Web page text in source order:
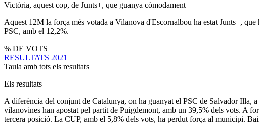
Victòria, aquest cop, de Junts+, que guanya còmodament
Aquest 12M la força més votada a Vilanova d'Escornalbou ha estat Junts+,
PSC, amb el 12,2%.
% DE VOTS
RESULTATS 2021
Taula amb tots els resultats
Els resultats
A diferència del conjunt de Catalunya, on ha guanyat el PSC de Salvador Illa,
vilanovines han apostat pel partit de Puigdemont, amb un 39,5% dels vots. A
tercera posició. La CUP, amb el 5,8% dels vots, ha perdut força al municipi.